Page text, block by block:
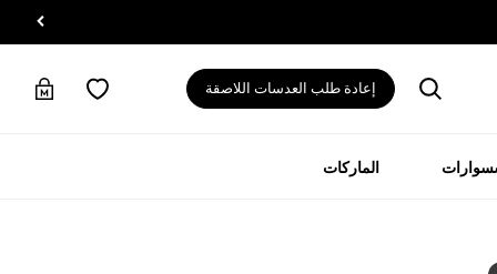
إعادة طلب العدسات اللاصقة
الماركات